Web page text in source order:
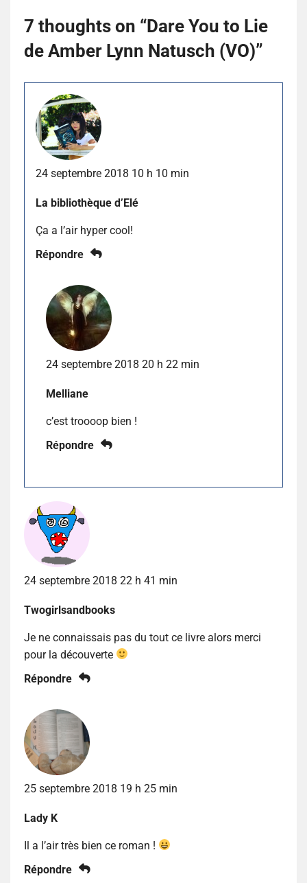
7 thoughts on “Dare You to Lie
de Amber Lynn Natusch (VO)”
24 septembre 2018 10 h 10 min
La bibliothèque d’Elé
Ça a l’air hyper cool!
Répondre
24 septembre 2018 20 h 22 min
Melliane
c’est troooop bien !
Répondre
24 septembre 2018 22 h 41 min
Twogirlsandbooks
Je ne connaissais pas du tout ce livre alors merci
pour la découverte
Répondre
25 septembre 2018 19 h 25 min
Lady K
Il a l’air très bien ce roman !
Répondre